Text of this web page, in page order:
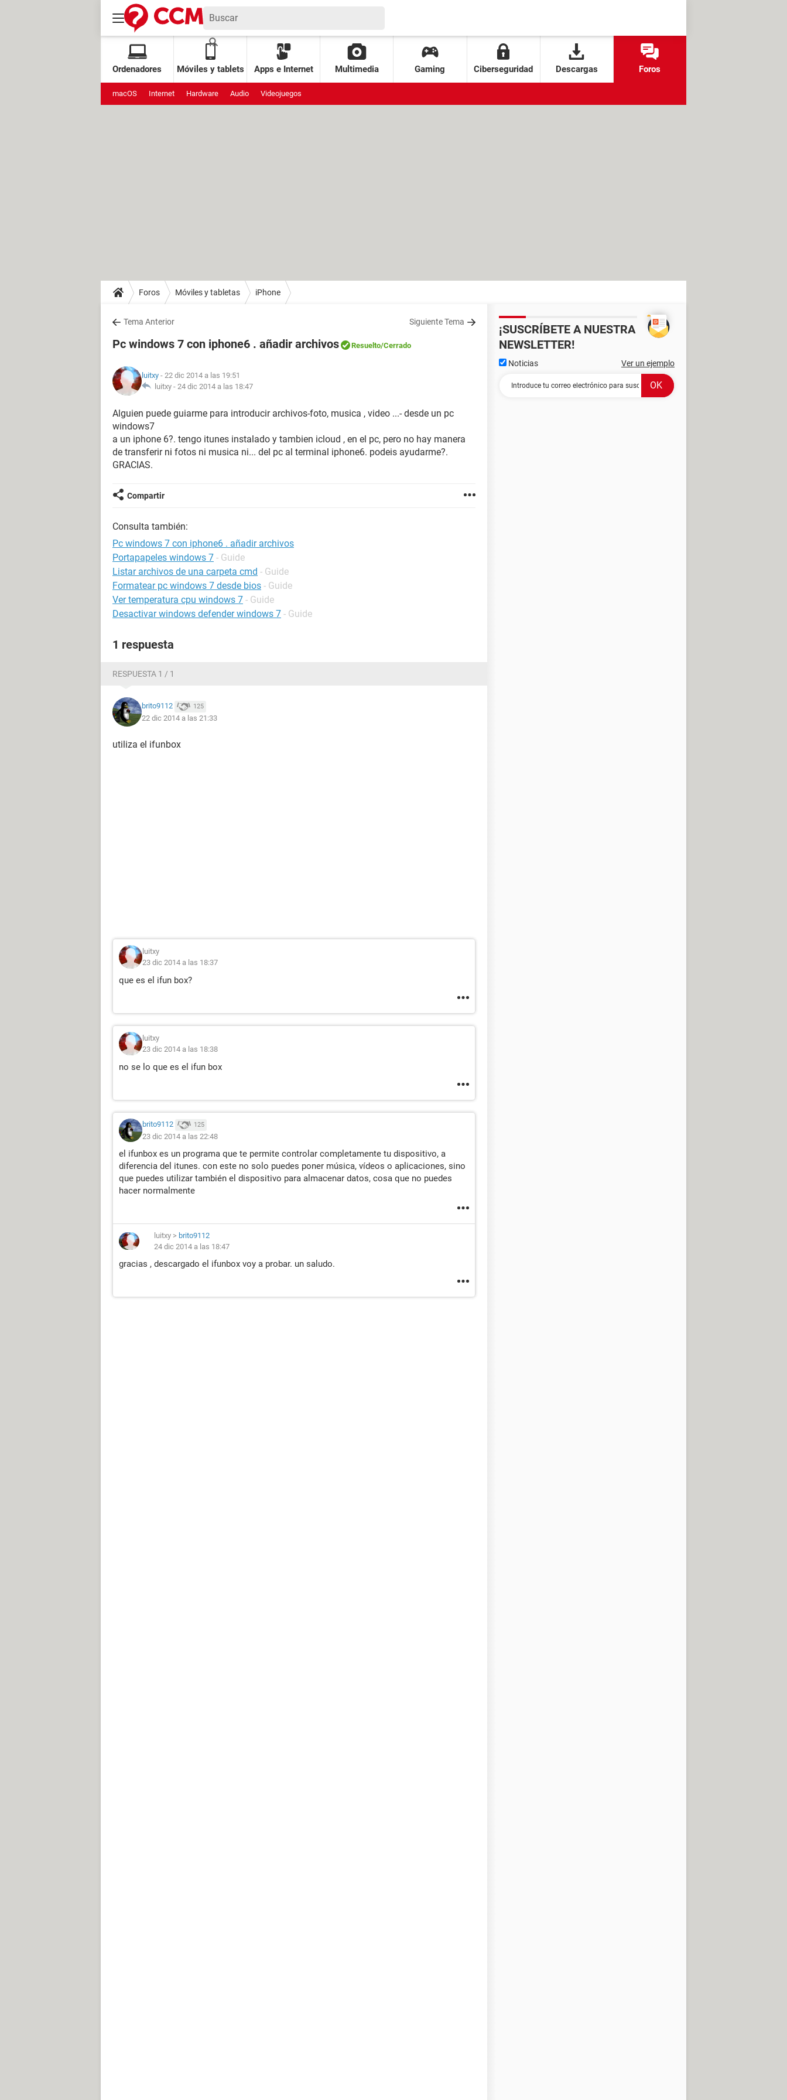
Ordenadores Móviles y tablets Apps e Internet Multimedia Gaming Ciberseguridad Descargas Foros
macOS Internet Hardware Audio Videojuegos
Foros Móviles y tabletas iPhone
Tema Anterior Siguiente Tema
Pc windows 7 con iphone6 . añadir archivos Resuelto/Cerrado
luitxy - 22 dic 2014 a las 19:51
luitxy - 24 dic 2014 a las 18:47
Alguien puede guiarme para introducir archivos-foto, musica , video ...- desde un pc
windows7
a un iphone 6?. tengo itunes instalado y tambien icloud , en el pc, pero no hay manera
de transferir ni fotos ni musica ni... del pc al terminal iphone6. podeis ayudarme?.
GRACIAS.
Compartir
Consulta también:
Pc windows 7 con iphone6 . añadir archivos
Portapapeles windows 7 - Guide
Listar archivos de una carpeta cmd - Guide
Formatear pc windows 7 desde bios - Guide
Ver temperatura cpu windows 7 - Guide
Desactivar windows defender windows 7 - Guide
1 respuesta
RESPUESTA 1 / 1
brito9112 125
22 dic 2014 a las 21:33
utiliza el ifunbox
luitxy
23 dic 2014 a las 18:37
que es el ifun box?
luitxy
23 dic 2014 a las 18:38
no se lo que es el ifun box
brito9112 125
23 dic 2014 a las 22:48
el ifunbox es un programa que te permite controlar completamente tu dispositivo, a
diferencia del itunes. con este no solo puedes poner música, vídeos o aplicaciones, sino
que puedes utilizar también el dispositivo para almacenar datos, cosa que no puedes
hacer normalmente
luitxy > brito9112
24 dic 2014 a las 18:47
gracias , descargado el ifunbox voy a probar. un saludo.
¡SUSCRÍBETE A NUESTRA
NEWSLETTER!
Noticias Ver un ejemplo